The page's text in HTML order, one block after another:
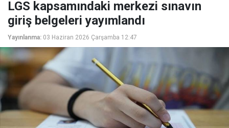
LGS kapsamındaki merkezi sınavın
giriş belgeleri yayımlandı
Yayınlanma: 03 Haziran 2026 Çarşamba 12:47